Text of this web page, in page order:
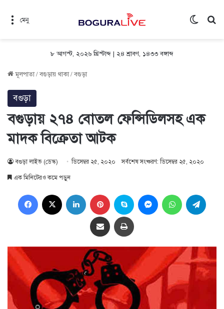
মেনু
৮ আগস্ট, ২০২৬ খ্রিস্টাব্দ | ২৪ শ্রাবণ, ১৪৩৩ বঙ্গাব্দ
মূলপাতা/বগুড়ায় থাকা/বগুড়া
বগুড়া
বগুড়ায় ২৭৪ বোতল ফেন্সিডিলসহ এক
মাদক বিক্রেতা আটক
বগুড়া লাইভ (ডেস্ক) ডিসেম্বর ২৫, ২০২০ সর্বশেষ সংষ্করণ: ডিসেম্বর ২৫, ২০২০
এক মিনিটেরও কমে পড়ুন
Facebook LinkedIn Pinterest Skype MessengerWhatsApp
Share via Email প্রিন্ট